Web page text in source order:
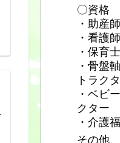
〇資格
・助産師
・看護師
・保育士
・骨盤
トラク
・ベビ
クター
・介護
その他